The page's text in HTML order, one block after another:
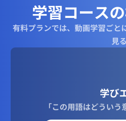
学習コース
有料プランでは、動画学習ごと
見
学び
「この用語はどうい